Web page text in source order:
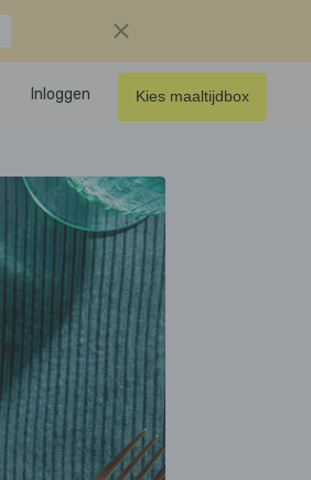
Inloggen Kies maaltijdbox